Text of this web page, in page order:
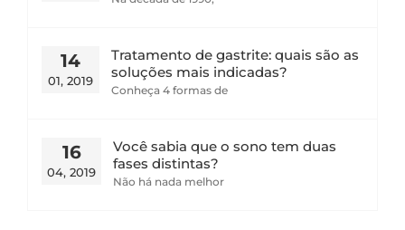
14
01, 2019
Tratamento de gastrite: quais são as
soluções mais indicadas?
Conheça 4 formas de
16
04, 2019
Você sabia que o sono tem duas
fases distintas?
Não há nada melhor